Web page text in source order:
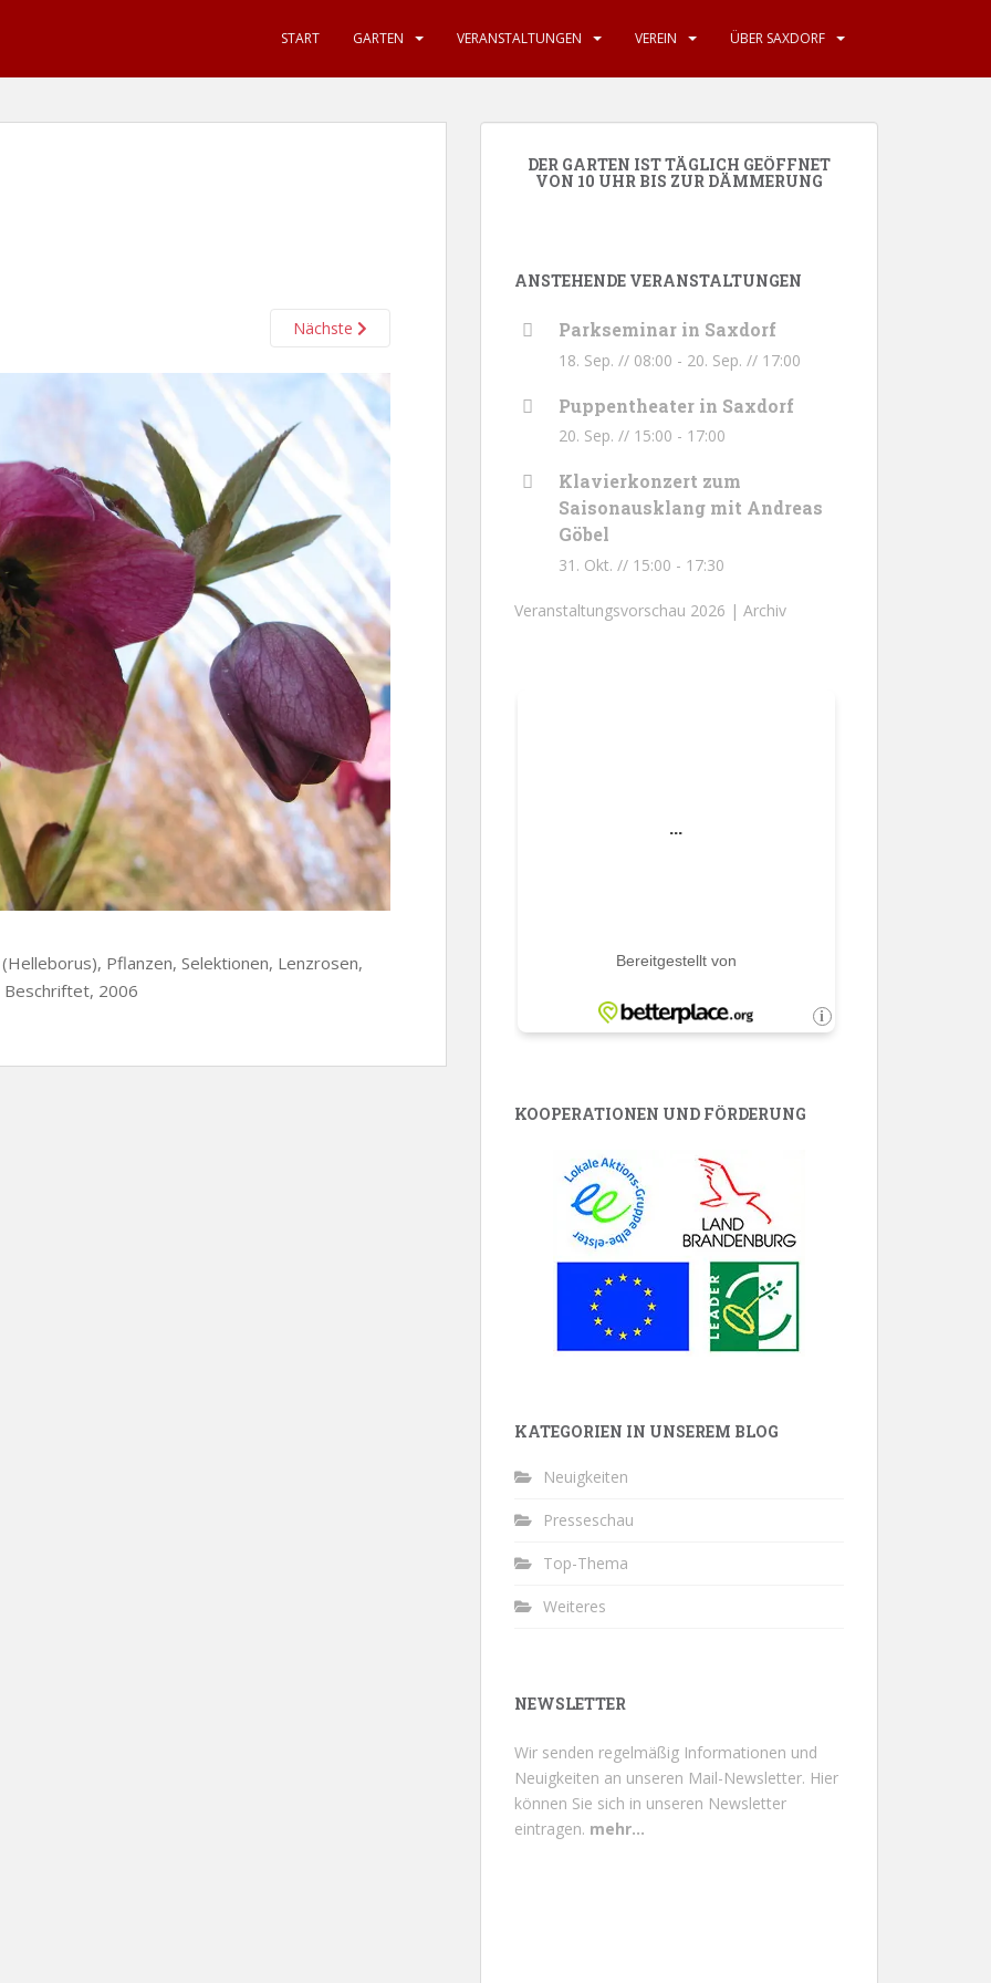
START GARTEN VERANSTALTUNGEN VEREIN ÜBER SAXDORF
Nächste
Pflanzen, Selektionen, Lenzrosen,
Beschriftet, 2006
DER GARTEN IST TÄGLICH GEÖFFNET
VON 10 UHR BIS ZUR DÄMMERUNG
ANSTEHENDE VERANSTALTUNGEN
Parkseminar in Saxdorf
18. Sep. // 08:00 - 20. Sep. // 17:00
Puppentheater in Saxdorf
20. Sep. // 15:00 - 17:00
Klavierkonzert zum
Saisonausklang mit Andreas
Göbel
31. Okt. // 15:00 - 17:30
Veranstaltungsvorschau 2026 | Archiv
KOOPERATIONEN UND FÖRDERUNG
KATEGORIEN IN UNSEREM BLOG
Neuigkeiten
Presseschau
Top-Thema
Weiteres
NEWSLETTER
Wir senden regelmäßig Informationen und
Neuigkeiten an unseren Mail-Newsletter. Hier
können Sie sich in unseren Newsletter
eintragen. mehr...